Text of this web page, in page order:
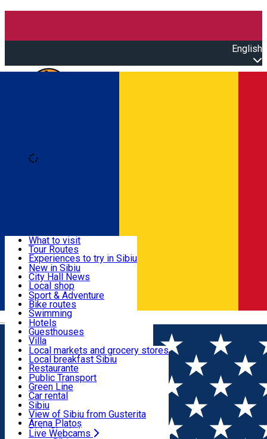
English
Română
Useful info
Activities & Adventure
Accommodation
Food, Drinks & Nightlife
Transport & Parking
Live Webcams
What to visit
Tour Routes
Experiences to try in Sibiu
Podcast
Culture
Museums
Churches
Parks, Zoo
County of Sibiu
New in Sibiu
City Hall News
Local shop
Sibiu artisans
Sibiul Verde
Public services
Education
How do I get to Sibiu
Tourist Info
Tour Guides
Guided tours
Publicații locale
Beauty salons
Sport & Adventure
Bike routes
Swimming
Riding
Indoor activities
Loc de joacă indoor
Loc de joacă outdoor
Ski
Ice skating
Yoga
Hotels
Guesthouses
Villa
Hostels
Motel
Camping
Renting rooms
Rooms for rent
Accommodation outside Sibiu
Local markets and grocery stores
Local breakfast Sibiu
Restaurante
Pizza
Fast Food
Coffee
Sweets
Pub, Bar
Night clubs
Bakeries
Public Transport
Green Line
Car rental
Rent a bike
Scooter rentals
Taxi
Ride Sharing
Sibiu
View of Sibiu from Gusterita
Arena Platoș
Live Webcams